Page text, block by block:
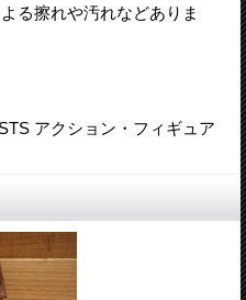
る擦れや汚れなどありま
アクション・フィギュア